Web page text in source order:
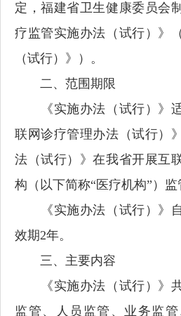
定，福建省卫生健康委员会
疗监管实施办法（试行）》
（试行）》）。
二、范围期限
《实施办法（试行）》适
联网诊疗管理办法（试行）
法（试行）》在我省开展互
构（以下简称“医疗机构”）监
《实施办法（试行）》自
效期2年。
三、主要内容
《实施办法（试行）》共
监管、人员监管、业务监